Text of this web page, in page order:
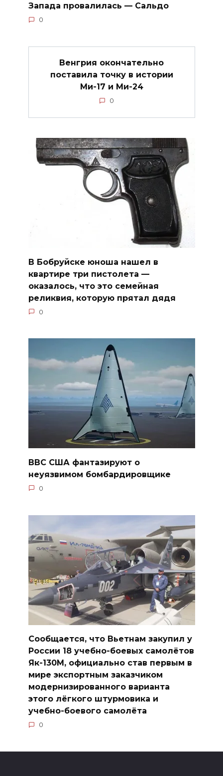
Запада провалилась — Сальдо
0
Венгрия окончательно
поставила точку в истории
Ми-17 и Ми-24
0
В Бобруйске юноша нашел в
квартире три пистолета —
оказалось, что это семейная
реликвия, которую прятал дядя
0
ВВС США фантазируют о
неуязвимом бомбардировщике
0
Сообщается, что Вьетнам закупил у
России 18 учебно-боевых самолётов
Як-130М, официально став первым в
мире экспортным заказчиком
модернизированного варианта
этого лёгкого штурмовика и
учебно-боевого самолёта
0